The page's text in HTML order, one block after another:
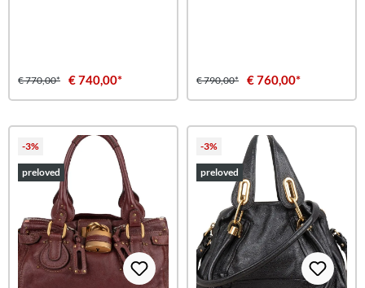
€ 770,00* € 740,00* € 790,00* € 760,00*
-3%
preloved
-3%
preloved